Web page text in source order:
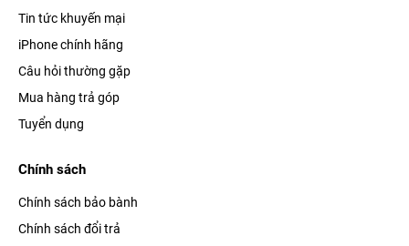
Tin tức khuyến mại
iPhone chính hãng
Câu hỏi thường gặp
Mua hàng trả góp
Tuyển dụng
Chính sách
Chính sách bảo bành
Chính sách đổi trả